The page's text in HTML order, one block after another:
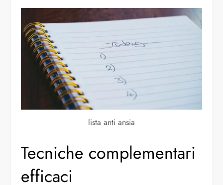
lista anti ansia
Tecniche complementari
efficaci